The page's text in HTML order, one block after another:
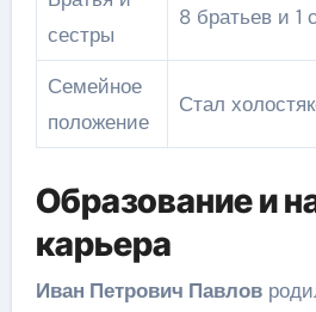
сестры
8 братьев и 1
Семейное
положение
Стал
Образование и
карьера
Иван Петрович Павлов